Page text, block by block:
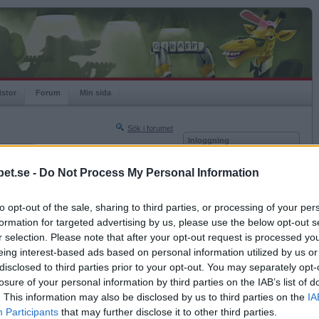
- Do Not Process My Personal Information
opt-out of the sale, sharing to third parties, or processing of your
for targeted advertising by us, please use the below opt-out
selection. Please note that after your opt-out request is processed
interest-based ads based on personal information utilized by us
to third parties prior to your opt-out. You may separately
of your personal information by third parties on the IAB’s list of
This information may also be disclosed by us to third parties on the
Participants that may further disclose it to other third parties.
Forum Min sida
Sök i forumet
Nästa sida »
2013-09-02 12:43
så vi kan spendera bröllopsnatten på
Inloggning
Kom ihåg mig
Glömt ditt lösenord?
Få ny aktiveringslänk
Betapet är gratis!